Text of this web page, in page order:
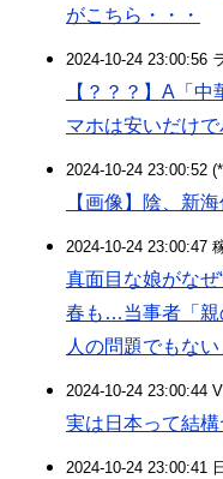
がこちら・・・
2024-10-24 23:00:56
【？？？】A「
マホは安いだけで
2024-10-24 23:00:52
【画像】陰、新
2024-10-24 23:00:47
真面目な娘がなぜ
春も…当事者「親
人の問題でもない
2024-10-24 23:00:44
実は日本って結構
2024-10-24 23:00:41